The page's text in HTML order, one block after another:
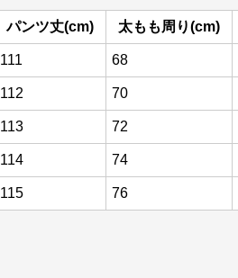
パンツ丈(cm) 太もも周り(cm)
111 68
112 70
113 72
114 74
115 76